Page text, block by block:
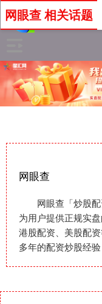
网眼查
网眼查「炒股
为用户提供正规实
港股配资、美股配
多年的配资炒股经
网眼查 相关话题